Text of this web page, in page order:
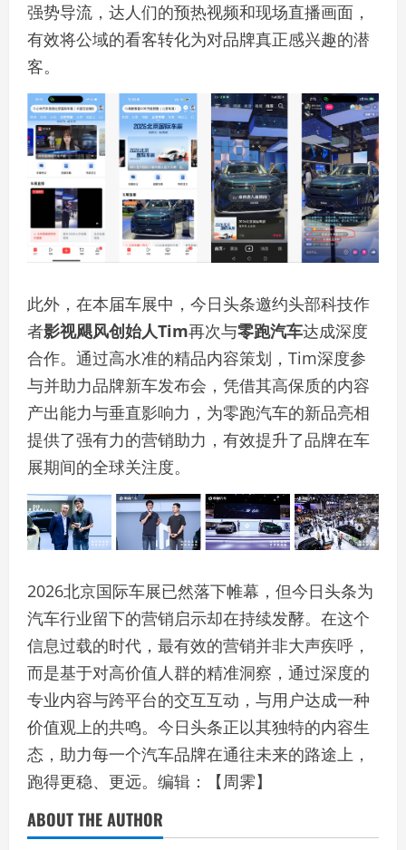
强势导流，达人们的预热视频和现场直播画面，
有效将公域的看客转化为对品牌真正感兴趣的潜
客。
此外，在本届车展中，今日头条邀约头部科技作
者影视飓风创始人Tim再次与零跑汽车达成深度
合作。通过高水准的精品内容策划，Tim深度参
与并助力品牌新车发布会，凭借其高保质的内容
产出能力与垂直影响力，为零跑汽车的新品亮相
提供了强有力的营销助力，有效提升了品牌在车
展期间的全球关注度。
2026北京国际车展已然落下帷幕，但今日头条为
汽车行业留下的营销启示却在持续发酵。在这个
信息过载的时代，最有效的营销并非大声疾呼，
而是基于对高价值人群的精准洞察，通过深度的
专业内容与跨平台的交互互动，与用户达成一种
价值观上的共鸣。今日头条正以其独特的内容生
态，助力每一个汽车品牌在通往未来的路途上，
跑得更稳、更远。编辑：【周霁】
ABOUT THE AUTHOR